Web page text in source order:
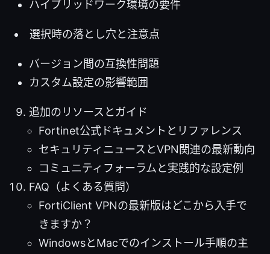
ハイブリッドワーク環境の要件
選択時の落とし穴と注意点
バージョン間の互換性問題
カスタム設定の影響範囲
追加のリソースとガイド
Fortinet公式ドキュメントとリファレンス
セキュリティニュースとVPN関連の最新動向
コミュニティフォーラムと実践的な設定例
FAQ（よくある質問）
FortiClient VPNの最新版はどこから入手で
きますか？
WindowsとMacでのインストール手順の主